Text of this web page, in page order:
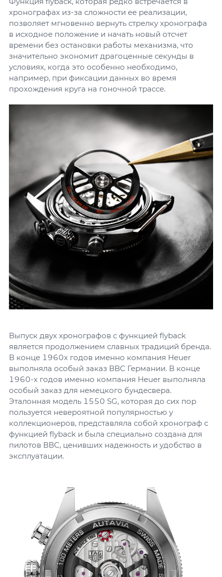
хронографах из-за сложности ее реализации,
позволяет мгновенно вернуть стрелку хронографа
в исходное положение и начать новый отсчет
времени без остановки работы механизма, что
значительно экономит драгоценные секунды в
условиях, когда это особенно необходимо,
например, при фиксации данных во время
прохождения круга на гоночной трассе.
Выпуск двух хронографов с функцией flyback
является продолжением славных традиций бренда.
В конце 1960х годов именно компания Heuer
выполняла особый заказ ВВС Германии. В конце
1960-х годов именно компания Heuer выполняла
особый заказ для немецкого бундесвера.
Эталонная модель 1550 SG, которая до сих пор
пользуется невероятной популярностью у
коллекционеров, представляла собой хронограф с
функцией flyback и была специально создана для
пилотов ВВС, ценивших надежность и удобство в
эксплуатации.